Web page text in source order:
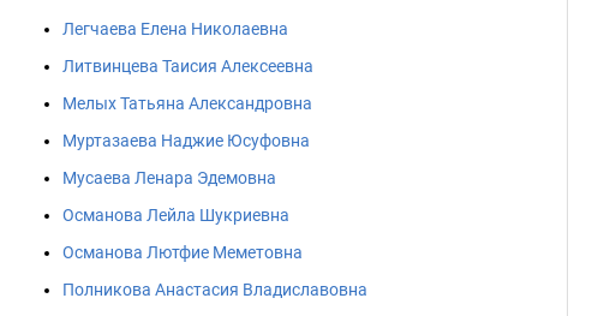
Легчаева Елена Николаевна
Литвинцева Таисия Алексеевна
Мелых Татьяна Александровна
Муртазаева Наджие Юсуфовна
Мусаева Ленара Эдемовна
Османова Лейла Шукриевна
Османова Лютфие Меметовна
Полникова Анастасия Владиславовна